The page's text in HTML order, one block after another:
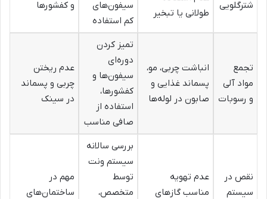
شترگلویی
طولانی یا تبخیر
سیفون‌های
کم استفاده
و کفشورها
تجمع
مواد آلی
و رسوبات
انباشت چربی، مو،
پسماند غذایی و
صابون در لوله‌ها
تمیز کردن
دوره‌ای
سیفون‌ها و
کفشورها،
استفاده از
صافی مناسب
عدم ریختن
چربی و پسماند
در سینک
نقص در
سیستم
عدم تهویه
مناسب گازهای
بررسی سالانه
سیستم ونت
توسط
متخصص،
مهم در
ساختمان‌های